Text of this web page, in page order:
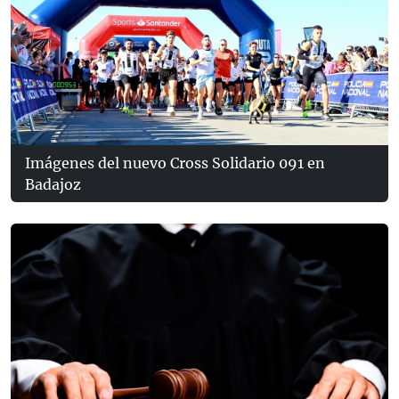
Imágenes del nuevo Cross Solidario 091 en
Badajoz